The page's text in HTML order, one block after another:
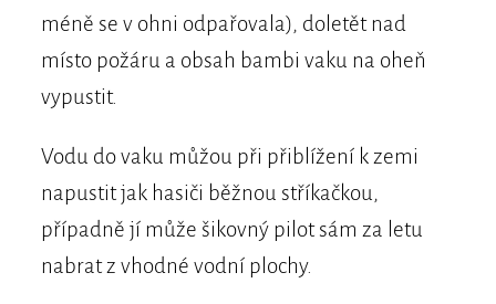
méně se v ohni odpařovala), doletět nad
místo požáru a obsah bambi vaku na oheň
vypustit.
Vodu do vaku můžou při přiblížení k zemi
napustit jak hasiči běžnou stříkačkou,
případně jí může šikovný pilot sám za letu
nabrat z vhodné vodní plochy.